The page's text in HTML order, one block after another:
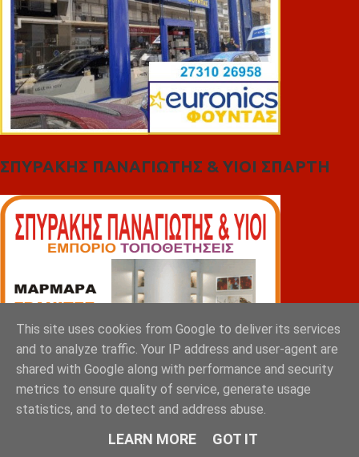
ΣΠΥΡΑΚΗΣ ΠΑΝΑΓΙΩΤΗΣ & YIOI ΣΠΑΡΤΗ
This site uses cookies from Google to deliver its services
and to analyze traffic. Your IP address and user-agent are
shared with Google along with performance and security
metrics to ensure quality of service, generate usage
statistics, and to detect and address abuse.
LEARN MORE GOT IT